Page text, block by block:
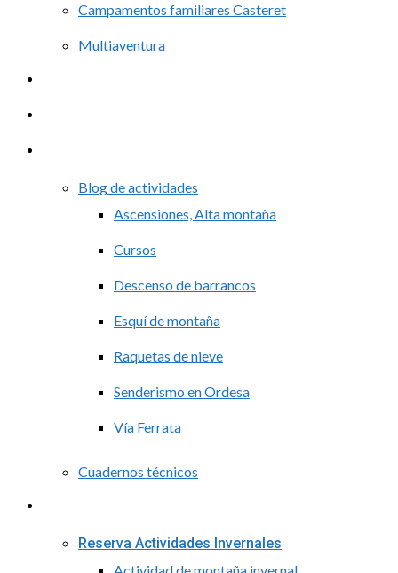
Campamentos familiares Casteret
Multiaventura
Blog de actividades
Ascensiones, Alta montaña
Cursos
Descenso de barrancos
Esquí de montaña
Raquetas de nieve
Senderismo en Ordesa
Vía Ferrata
Cuadernos técnicos
Reserva Actividades Invernales